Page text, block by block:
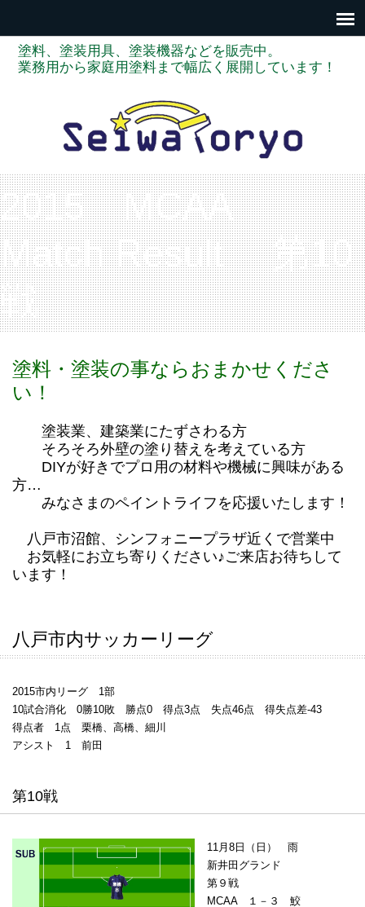
塗料、塗装用具、塗装機器などを販売中。
業務用から家庭用塗料まで幅広く展開しています！
2015 MCAA
Match Result 第10
戦
塗料・塗装の事ならおまかせくださ
い！
塗装業、建築業にたずさわる方
そろそろ外壁の塗り替えを考えている方
DIYが好きでプロ用の材料や機械に興味がある
方…
みなさまのペイントライフを応援いたします！
八戸市沼館、シンフォニープラザ近くで営業中
お気軽にお立ち寄りください♪ご来店お待ちして
います！
八戸市内サッカーリーグ
2015市内リーグ 1部
10試合消化 0勝10敗 勝点0 得点3点 失点46点 得失点差-43
得点者 1点 栗橋、高橋、細川
アシスト 1 前田
第10戦
11月8日（日） 雨
新井田グランド
第９戦
MCAA １－３ 鮫